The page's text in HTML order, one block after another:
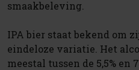
smaakbeleving.
IPA bier staat bekend om
eindeloze variatie. Het
meestal tussen de 5,5% en